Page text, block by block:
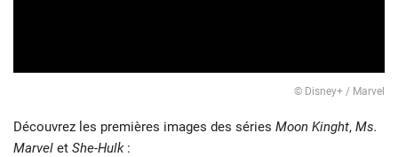
© Disney+ / Marvel
Découvrez les premières images des séries Moon Kinght, Ms.
Marvel et She-Hulk: